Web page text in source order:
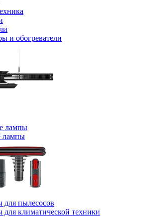
и обогреватели
лампы
лампы
для пылесосов
для климатической техники